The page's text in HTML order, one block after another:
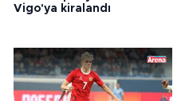
Vigo'ya kiralandı